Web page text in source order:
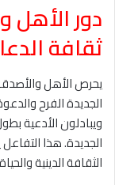
دور الأهل
ثقافة
يحرص الأهل
الجديدة الفرح
ويبادلون الأدعية
الجديدة. هذا
الثقافة الدينية